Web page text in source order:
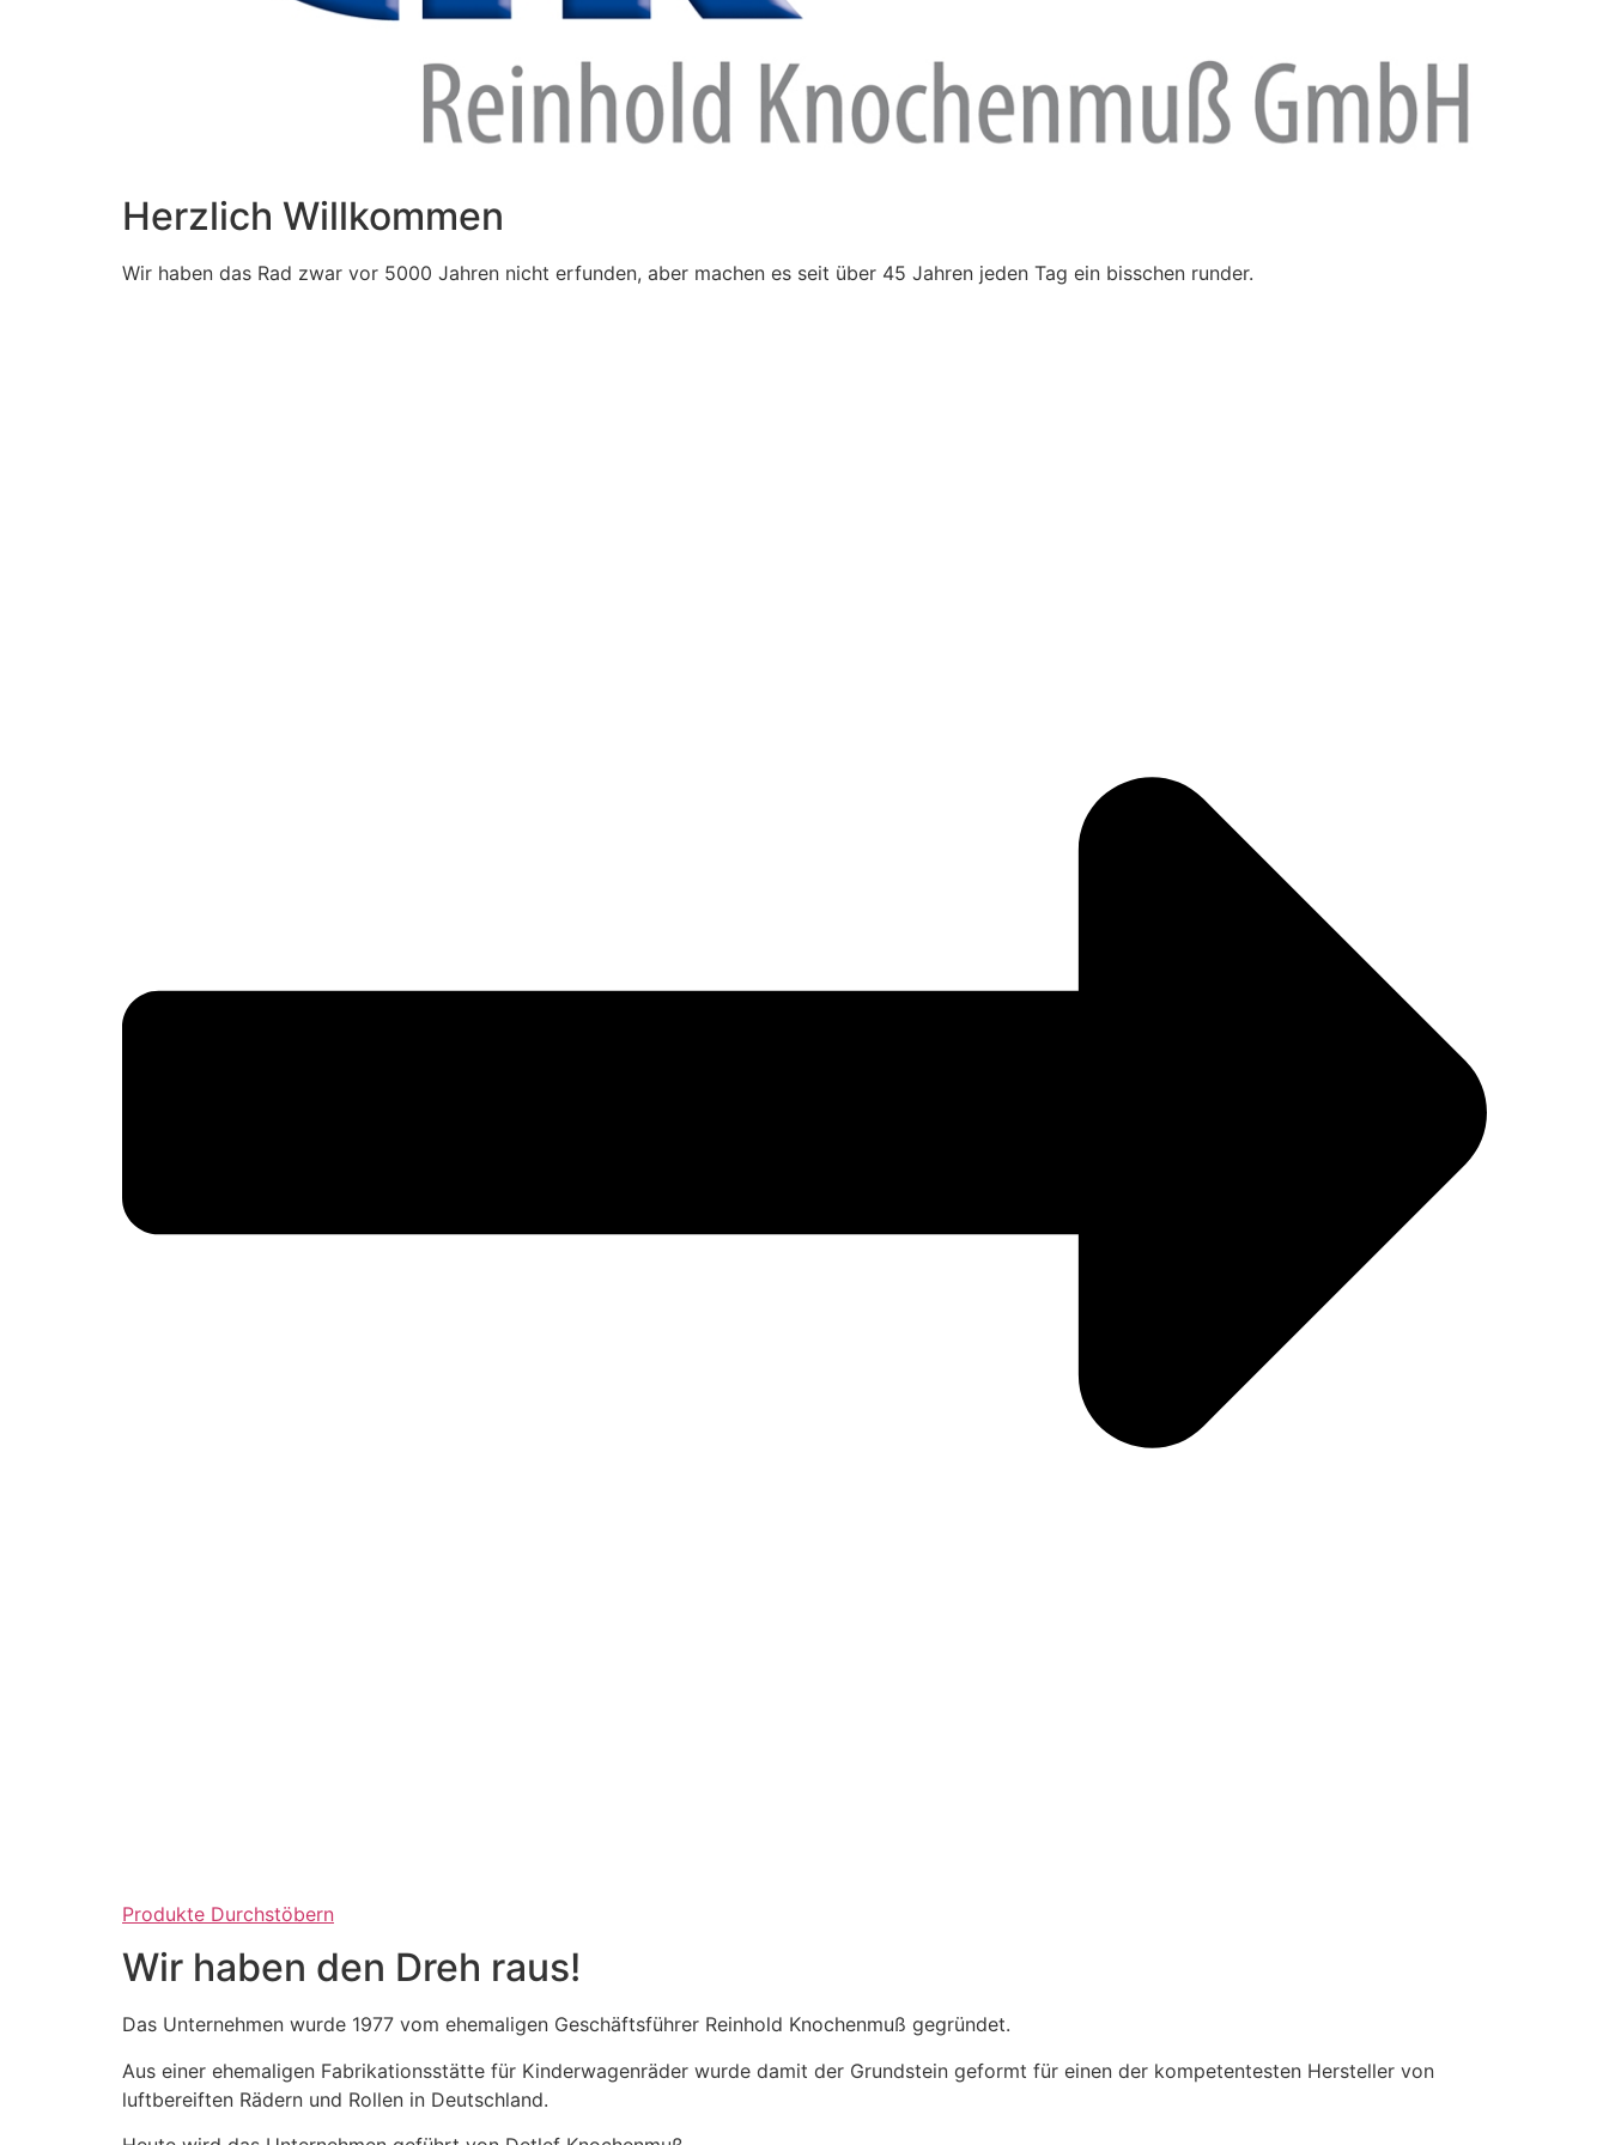
Herzlich Willkommen
Wir haben das Rad zwar vor 5000 Jahren nicht erfunden, aber machen es seit über 45 Jahren jeden Tag ein bisschen runder.
Produkte Durchstöbern
Wir haben den Dreh raus!
Das Unternehmen wurde 1977 vom ehemaligen Geschäftsführer Reinhold Knochenmuß gegründet.
Aus einer ehemaligen Fabrikationsstätte für Kinderwagenräder wurde damit der Grundstein geformt für einen der kompetentesten Hersteller von
luftbereiften Rädern und Rollen in Deutschland.